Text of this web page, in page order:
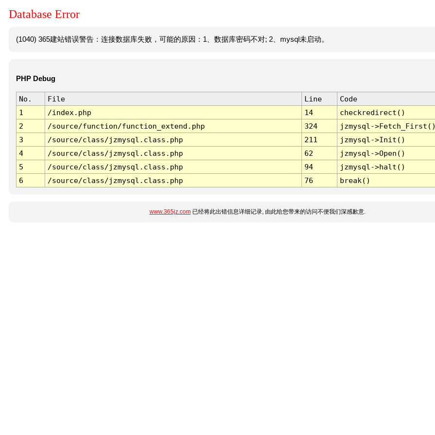
Database Error
(1040) 365建站错误警告：连接数据库失败，可能的原因：1、数据库密码不对; 2、mysql未启动。
PHP Debug
No. File Line
Code
1
/index.php 14
checkredirect()
2
/source/function/function_extend.php 324
jzmysql-
3
/source/class/jzmysql.class.php 211
jzmysql->Init()
4
/source/class/jzmysql.class.php 62
jzmysql->Open()
5
/source/class/jzmysql.class.php 94
jzmysql->halt()
6
/source/class/jzmysql.class.php 76 break()
www.365jz.com已经将此出错信息详细记录, 由此给您带来的访问不便我们深感歉意.